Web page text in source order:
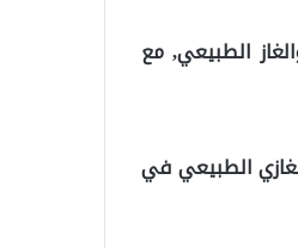
الطبيعي, مع
الطبيعي في